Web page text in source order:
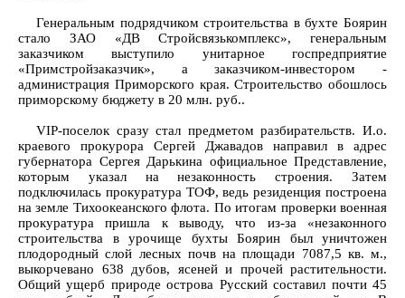
Генеральным подрядчиком строительства в бухте Боярин
стало ЗАО «ДВ Стройсвязькомплекс», генеральным
заказчиком выступило унитарное госпредприятие
«Примстройзаказчик», а заказчиком-инвестором -
администрация Приморского края. Строительство обошлось
приморскому бюджету в 20 млн. руб..
VIP-поселок сразу стал предметом разбирательств. И.о.
краевого прокурора Сергей Джавадов направил в адрес
губернатора Сергея Дарькина официальное Представление,
которым указал на незаконность строения. Затем
подключилась прокуратура ТОФ, ведь резиденция построена
на земле Тихоокеанского флота. По итогам проверки военная
прокуратура пришла к выводу, что из-за «незаконного
строительства в урочище бухты Боярин был уничтожен
плодородный слой лесных почв на площади 7087,5 кв. м.,
выкорчевано 638 дубов, ясеней и прочей растительности.
Общий ущерб природе острова Русский составил почти 45